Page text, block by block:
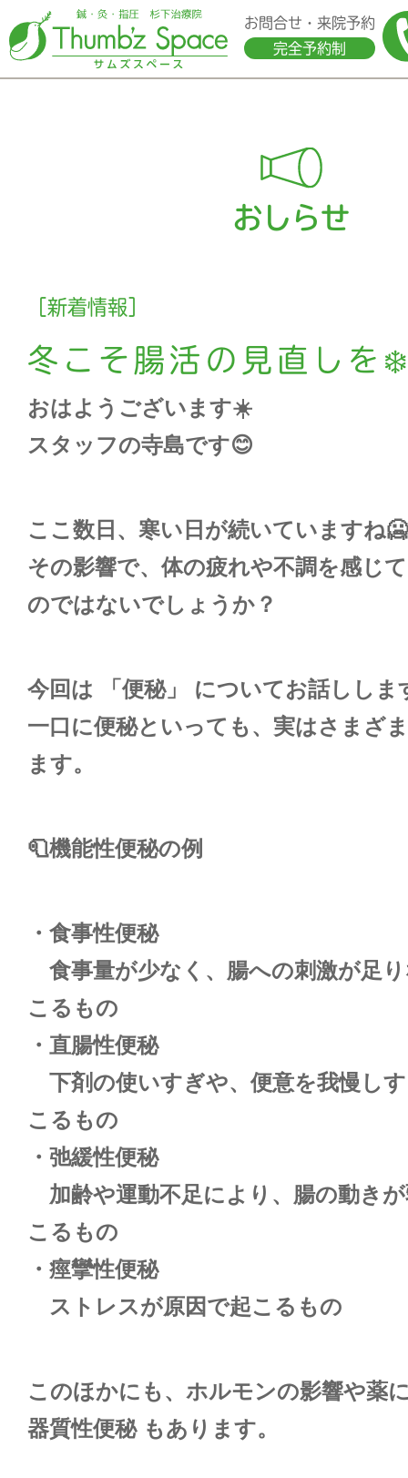
お問合せ・来院予約
完全予約制
おしらせ
［新着情報］
冬こそ腸活の見直しを
おはようございます☀️
スタッフの寺島です😊
ここ数日、寒い日が続いていますね🥶
その影響で、体の疲れや不調を感じ
のではないでしょうか？
今回は 「便秘」 についてお話ししま
一口に便秘といっても、実はさまざ
ます。
🧻機能性便秘の例
・食事性便秘
食事量が少なく、腸への刺激が足
こるもの
・直腸性便秘
下剤の使いすぎや、便意を我慢し
こるもの
・弛緩性便秘
加齢や運動不足により、腸の動き
こるもの
・痙攣性便秘
ストレスが原因で起こるもの
このほかにも、ホルモンの影響や薬
器質性便秘 もあります。